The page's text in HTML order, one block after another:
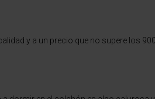
y a un precio que no supere los